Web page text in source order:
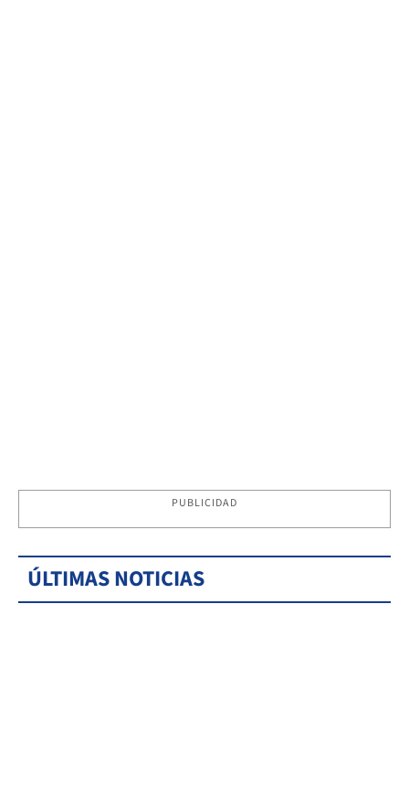
PUBLICIDAD
ÚLTIMAS NOTICIAS